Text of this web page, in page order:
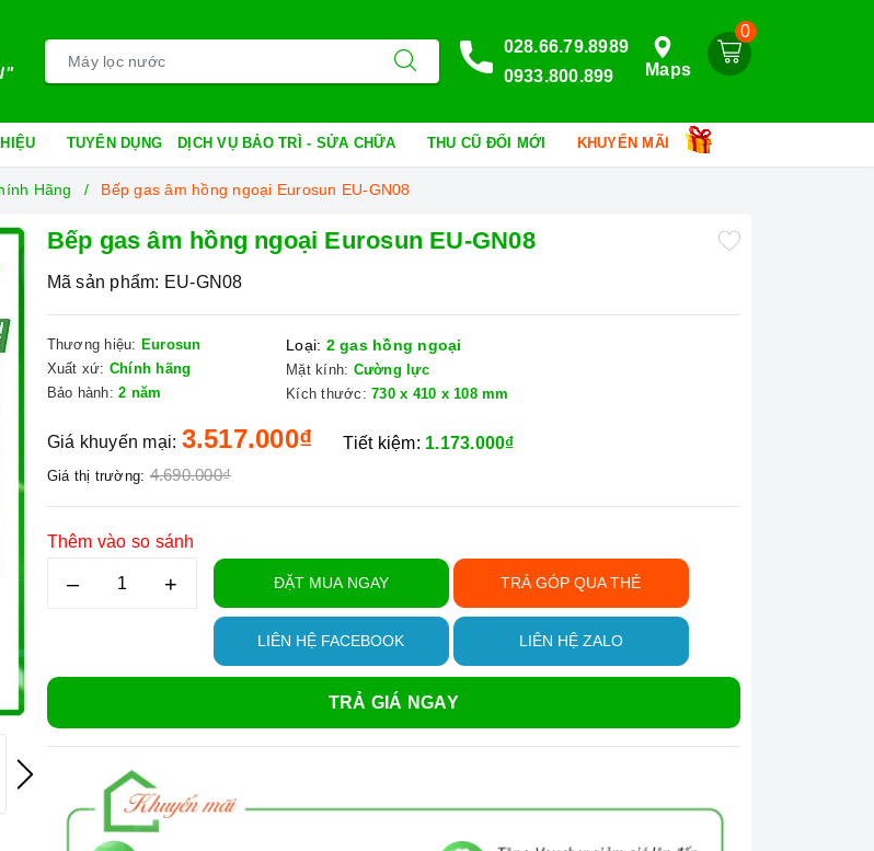
0
Maps
028.66.79.8989
0933.800.899
TUYỂN DỤNG DỊCH VỤ BẢO TRÌ - SỬA CHỮA THU CŨ ĐỔI MỚI KHUYẾN MÃI
Hãng Bếp gas âm hồng ngoại Eurosun EU-GN08
Bếp gas âm hồng ngoại Eurosun EU-GN08
Mã sản phẩm: EU-GN08
Thương hiệu: Eurosun
Xuất xứ: Chính hãng
Bảo hành: 2 năm
Loại: 2 gas hồng ngoại
Mặt kính: Cường lực
Kích thước: 730 x 410 x 108 mm
Giá khuyến mại: 3.517.000₫
Giá thị trường: 4.690.000₫
Tiết kiệm: 1.173.000₫
Thêm vào so sánh
– + ĐẶT MUA NGAY TRẢ GÓP QUA THẺ
LIÊN HỆ FACEBOOK LIÊN HỆ ZALO
TRẢ GIÁ NGAY